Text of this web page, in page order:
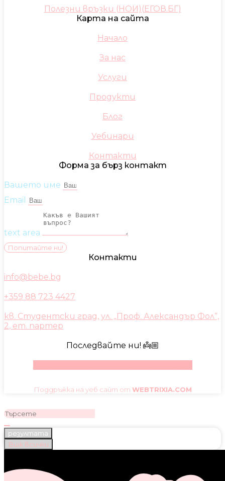
Полезни връзки (НОИ)(ЕГОВ.БГ)
Карта на сайта
Начало
За нас
Услуги
Продукти
Блог
Уебинари
Контакти
Форма за бърз контакт
Вашето име
Email
text area
Попитайте ни!
Контакти
info@bebe.bg
+359 88 723 4427
кв. Студентски град, ул. „Проф. Александър Фол“,
2, ет. партер
Последвайте ни! 👼🏼
Поддръжка на уеб сайт от WEBTRIXIA.COM
резултата
Виж всички